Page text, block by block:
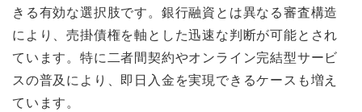
きる有効な選択肢です。銀行融資とは異なる審査構造
により、売掛債権を軸とした迅速な判断が可能とされ
ています。特に二者間契約やオンライン完結型サービ
スの普及により、即日入金を実現できるケースも増え
ています。